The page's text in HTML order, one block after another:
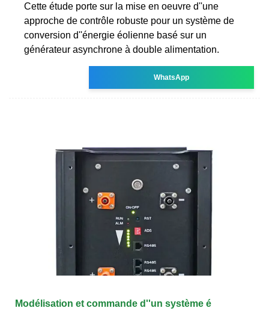
Cette étude porte sur la mise en oeuvre d''une
approche de contrôle robuste pour un système de
conversion d''énergie éolienne basé sur un
générateur asynchrone à double alimentation.
WhatsApp
Modélisation et commande d''un système é